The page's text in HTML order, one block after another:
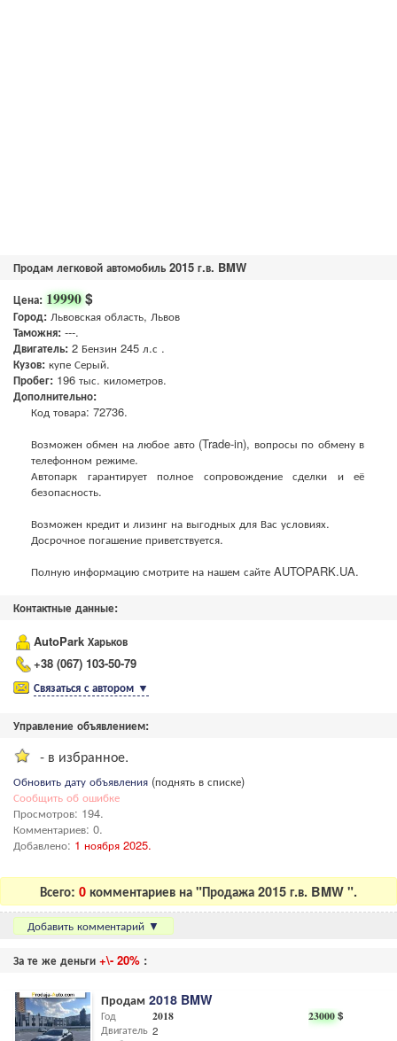
Продам легковой автомобиль 2015 г.в. BMW
Цена: 19990$
Город: Львовская область, Львов
Таможня: ---.
Двигатель: 2 Бензин 245 л.с .
Кузов: купе Серый.
Пробег: 196 тыс. километров.
Дополнительно:
Код товара: 72736.
Возможен обмен на любое авто (Trade-in), вопросы по обмену в
телефонном режиме.
Автопарк гарантирует полное сопровождение сделки и её
безопасность.
Возможен кредит и лизинг на выгодных для Вас условиях.
Досрочное погашение приветствуется.
Полную информацию смотрите на нашем сайте AUTOPARK.UA.
Контактные данные:
AutoPark Харьков
+38 (067) 103-50-79
Связаться с автором ▼
Управление объявлением:
- в избранное.
Обновить дату объявления (поднять в списке)
Сообщить об ошибке
Просмотров: 194.
Комментариев: 0.
Добавлено: 1 ноября 2025.
Всего: 0 комментариев на "Продажа 2015 г.в. BMW ".
Добавить комментарий ▼
За те же деньги +\- 20% :
Продам 2018 BMW
23000$
Год
Двигатель
2018
2